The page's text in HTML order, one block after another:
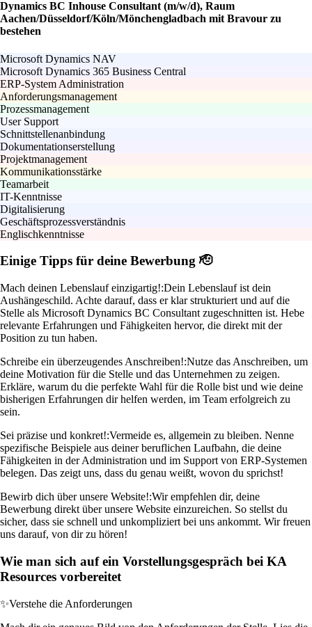
Dynamics BC Inhouse Consultant (m/w/d), Raum
Aachen/Düsseldorf/Köln/Mönchengladbach mit Bravour zu
bestehen
Microsoft Dynamics NAV
Microsoft Dynamics 365 Business Central
ERP-System Administration
Anforderungsmanagement
Prozessmanagement
User Support
Schnittstellenanbindung
Dokumentationserstellung
Projektmanagement
Kommunikationsstärke
Teamarbeit
IT-Kenntnisse
Digitalisierung
Geschäftsprozessverständnis
Englischkenntnisse
Einige Tipps für deine Bewerbung 🫡
Mach deinen Lebenslauf einzigartig!:Dein Lebenslauf ist dein
Aushängeschild. Achte darauf, dass er klar strukturiert und auf die
Stelle als Microsoft Dynamics BC Consultant zugeschnitten ist. Hebe
relevante Erfahrungen und Fähigkeiten hervor, die direkt mit der
Position zu tun haben.
Schreibe ein überzeugendes Anschreiben!:Nutze das Anschreiben, um
deine Motivation für die Stelle und das Unternehmen zu zeigen.
Erkläre, warum du die perfekte Wahl für die Rolle bist und wie deine
bisherigen Erfahrungen dir helfen werden, im Team erfolgreich zu
sein.
Sei präzise und konkret!:Vermeide es, allgemein zu bleiben. Nenne
spezifische Beispiele aus deiner beruflichen Laufbahn, die deine
Fähigkeiten in der Administration und im Support von ERP-Systemen
belegen. Das zeigt uns, dass du genau weißt, wovon du sprichst!
Bewirb dich über unsere Website!:Wir empfehlen dir, deine
Bewerbung direkt über unsere Website einzureichen. So stellst du
sicher, dass sie schnell und unkompliziert bei uns ankommt. Wir freuen
uns darauf, von dir zu hören!
Wie man sich auf ein Vorstellungsgespräch bei KA
Resources vorbereitet
✨Verstehe die Anforderungen